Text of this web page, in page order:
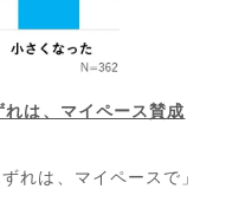
は、マイペース賛成
れは、マイペースで」